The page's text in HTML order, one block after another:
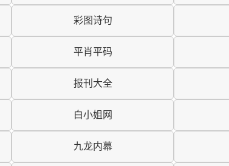
彩图诗句
平肖平码
报刊大全
白小姐网
九龙内幕